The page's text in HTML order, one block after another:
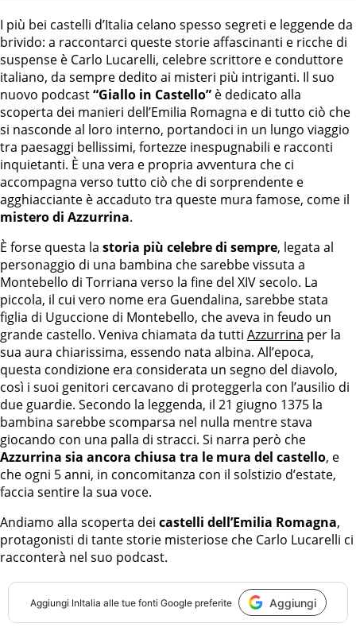
I più bei castelli d’Italia celano spesso segreti e leggende da
brivido: a raccontarci queste storie affascinanti e ricche di
suspense è Carlo Lucarelli, celebre scrittore e conduttore
italiano, da sempre dedito ai misteri più intriganti. Il suo
nuovo podcast“Giallo in Castello” è dedicato alla
scoperta dei manieri dell’Emilia Romagna e di tutto ciò che
si nasconde al loro interno, portandoci in un lungo viaggio
tra paesaggi bellissimi, fortezze inespugnabili e racconti
inquietanti. È una vera e propria avventura che ci
accompagna verso tutto ciò che di sorprendente e
agghiacciante è accaduto tra queste mura famose, come il
mistero di Azzurrina.
È forse questa la storia più celebre di sempre, legata al
personaggio di una bambina che sarebbe vissuta a
Montebello di Torriana verso la fine del XIV secolo. La
piccola, il cui vero nome era Guendalina, sarebbe stata
figlia di Uguccione di Montebello, che aveva in feudo un
grande castello. Veniva chiamata da tutti Azzurrina per la
sua aura chiarissima, essendo nata albina. All’epoca,
questa condizione era considerata un segno del diavolo,
così i suoi genitori cercavano di proteggerla con l’ausilio di
due guardie. Secondo la leggenda, il 21 giugno 1375 la
bambina sarebbe scomparsa nel nulla mentre stava
giocando con una palla di stracci. Si narra però che
Azzurrina sia ancora chiusa tra le mura del castello, e
che ogni 5 anni, in concomitanza con il solstizio d’estate,
faccia sentire la sua voce.
Andiamo alla scoperta dei castelli dell’Emilia Romagna,
protagonisti di tante storie misteriose che Carlo Lucarelli ci
racconterà nel suo podcast.
Aggiungi InItalia alle tue fonti Google preferite Aggiungi